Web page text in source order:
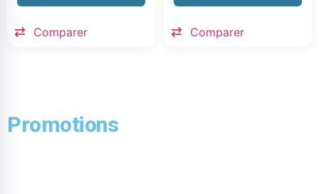
Comparer Comparer
Promotions